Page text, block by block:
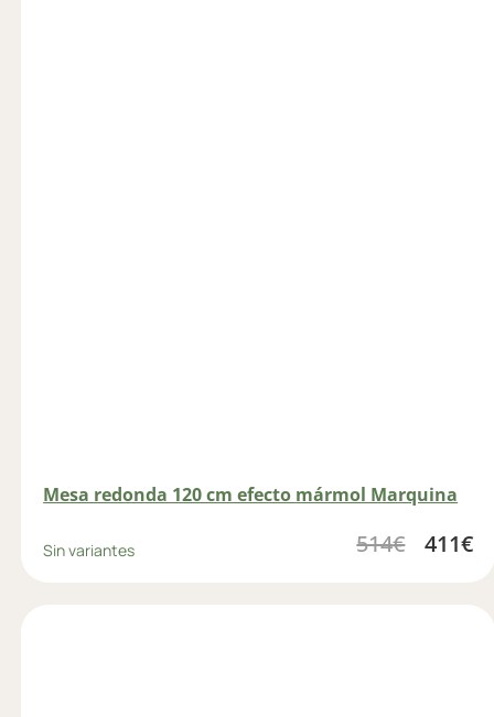
Mesa redonda 120 cm efecto mármol Marquina
Sin variantes 514€ 411€